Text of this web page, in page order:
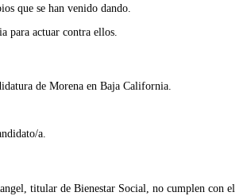
que se han venido dando.
para actuar contra ellos.
de Morena en Baja California.
a.
titular de Bienestar Social, no cumplen con el